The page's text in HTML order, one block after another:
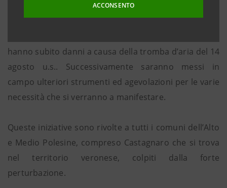
ACCONSENTO
milioni di euro per finanziamenti a condizioni
agevolate destinati alle imprese agricole polesane, ai
hanno subito danni a causa della tromba d’aria del 14
agosto u.s.. Successivamente saranno messi in
campo ulteriori strumenti ed agevolazioni per le varie
necessità che si verranno a manifestare.
Queste iniziative sono rivolte a tutti i comuni dell’Alto
e Medio Polesine, compreso Castagnaro che si trova
nel territorio veronese, colpiti dalla forte
perturbazione.